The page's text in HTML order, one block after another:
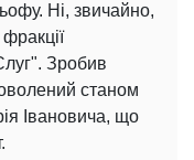
Ні, звичайно,
Зробив
станом
Івановича, що